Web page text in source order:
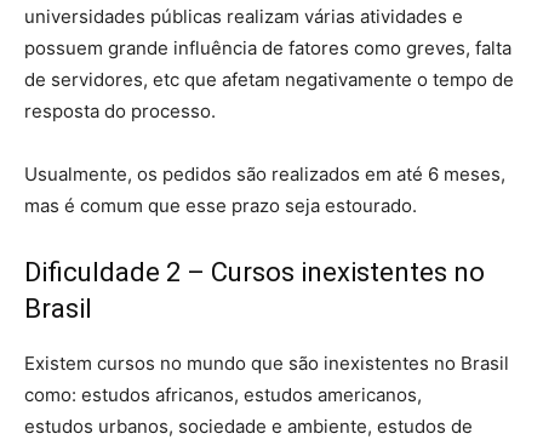
universidades públicas realizam várias atividades e
possuem grande influência de fatores como greves, falta
de servidores, etc que afetam negativamente o tempo de
resposta do processo.
Usualmente, os pedidos são realizados em até 6 meses,
mas é comum que esse prazo seja estourado.
Dificuldade 2 – Cursos inexistentes no
Brasil
Existem cursos no mundo que são inexistentes no Brasil
como: estudos africanos, estudos americanos,
estudos urbanos, sociedade e ambiente, estudos de